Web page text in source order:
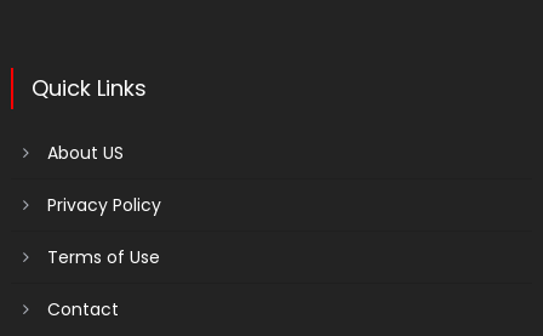
Quick Links
About US
Privacy Policy
Terms of Use
Contact